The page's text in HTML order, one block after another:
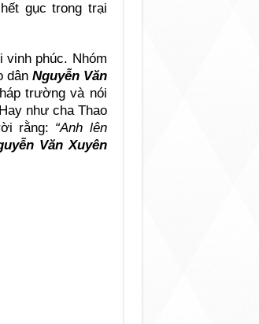
gục trong trại
vinh phúc. Nhóm
dân Nguyễn Văn
trường và nói
như cha Thao
rằng: “Anh lên
Văn Xuyên